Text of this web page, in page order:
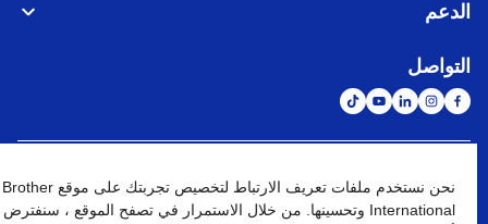
الدعم
التواصل
الشبكة العالمية
نحن نستخدم ملفات تعريف الارتباط لتخصيص تجربتك على موقع Brother
International وتحسينها. من خلال الاستمرار في تصفح الموقع ، سنفترض